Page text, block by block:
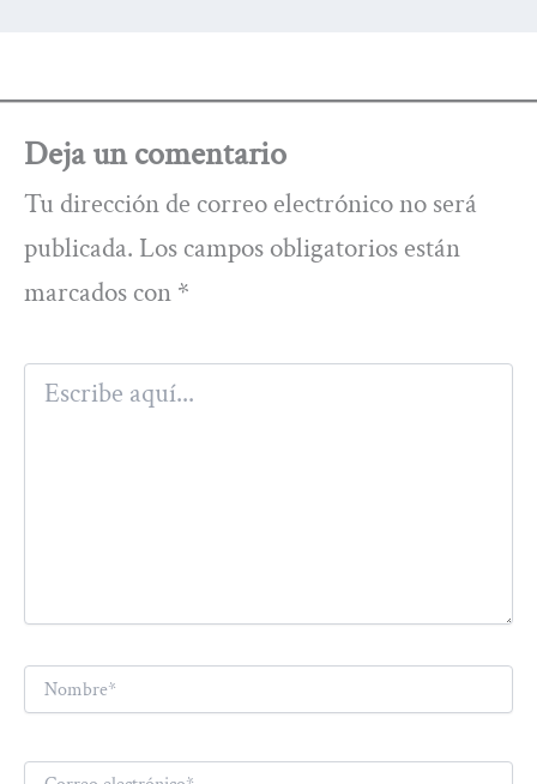
Deja un comentario
Tu dirección de correo electrónico no será
publicada. Los campos obligatorios están
marcados con *
Escribe
aquí...
Nombre*
Correo